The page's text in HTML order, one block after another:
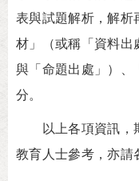
表與試題解析，解析
材」（或稱「資料出
與「命題出處」）、
分。
以上各項資訊，期
教育人士參考，亦請